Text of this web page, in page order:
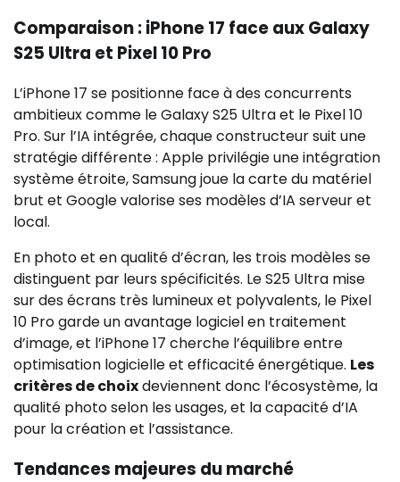
Comparaison : iPhone 17 face aux Galaxy
S25 Ultra et Pixel 10 Pro
L’iPhone 17 se positionne face à des concurrents
ambitieux comme le Galaxy S25 Ultra et le Pixel 10
Pro. Sur l’IA intégrée, chaque constructeur suit une
stratégie différente : Apple privilégie une intégration
système étroite, Samsung joue la carte du matériel
brut et Google valorise ses modèles d’IA serveur et
local.
En photo et en qualité d’écran, les trois modèles se
distinguent par leurs spécificités. Le S25 Ultra mise
sur des écrans très lumineux et polyvalents, le Pixel
10 Pro garde un avantage logiciel en traitement
d’image, et l’iPhone 17 cherche l’équilibre entre
optimisation logicielle et efficacité énergétique. Les
critères de choixdeviennent donc l’écosystème, la
qualité photo selon les usages, et la capacité d’IA
pour la création et l’assistance.
Tendances majeures du marché